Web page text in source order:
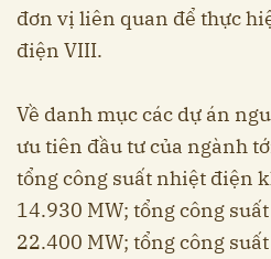
đơn vị liên quan để thực
điện VIII.
Về danh mục các dự án
ưu tiên đầu tư của ngành
tổng công suất nhiệt điện
14.930 MW; tổng công
22.400 MW; tổng công